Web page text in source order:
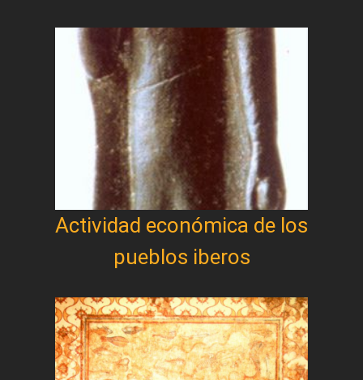
Actividad económica de los
pueblos iberos